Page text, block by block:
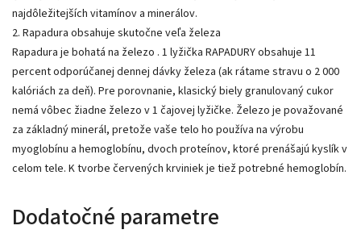
najdôležitejších vitamínov a minerálov.
2. Rapadura obsahuje skutočne veľa železa
Rapadura je bohatá na železo . 1 lyžička RAPADURY obsahuje 11
percent odporúčanej dennej dávky železa (ak rátame stravu o 2 000
kalóriách za deň). Pre porovnanie, klasický biely granulovaný cukor
nemá vôbec žiadne železo v 1 čajovej lyžičke. Železo je považované
za základný minerál, pretože vaše telo ho používa na výrobu
myoglobínu a hemoglobínu, dvoch proteínov, ktoré prenášajú kyslík v
celom tele. K tvorbe červených krviniek je tiež potrebné hemoglobín.
Dodatočné parametre